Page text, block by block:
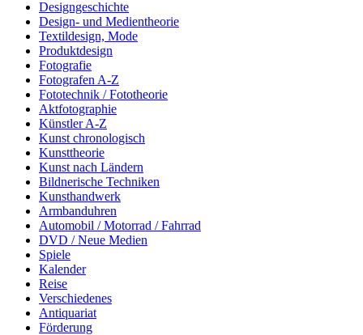
Designgeschichte
Design- und Medientheorie
Textildesign, Mode
Produktdesign
Fotografie
Fotografen A-Z
Fototechnik / Fototheorie
Aktfotographie
Künstler A-Z
Kunst chronologisch
Kunsttheorie
Kunst nach Ländern
Bildnerische Techniken
Kunsthandwerk
Armbanduhren
Automobil / Motorrad / Fahrrad
DVD / Neue Medien
Spiele
Kalender
Reise
Verschiedenes
Antiquariat
Förderung